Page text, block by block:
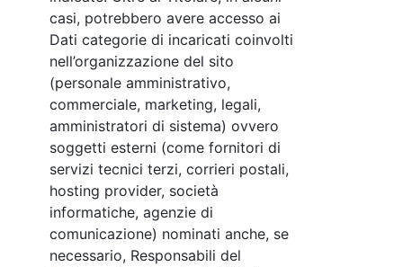
casi, potrebbero avere accesso ai
Dati categorie di incaricati coinvolti
nell’organizzazione del sito
(personale amministrativo,
commerciale, marketing, legali,
amministratori di sistema) ovvero
soggetti esterni (come fornitori di
servizi tecnici terzi, corrieri postali,
hosting provider, società
informatiche, agenzie di
comunicazione) nominati anche, se
necessario, Responsabili del